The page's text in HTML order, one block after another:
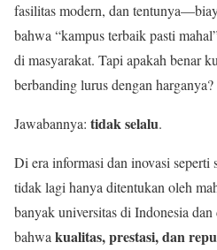
fasilitas modern, dan
bahwa “kampus terbaik pasti
di masyarakat. Tapi apakah benar
berbanding lurus dengan harganya?
Jawabannya: tidak selalu.
Di era informasi dan inovasi seperti
tidak lagi hanya ditentukan oleh
banyak universitas di Indonesia
bahwa kualitas, prestasi, dan